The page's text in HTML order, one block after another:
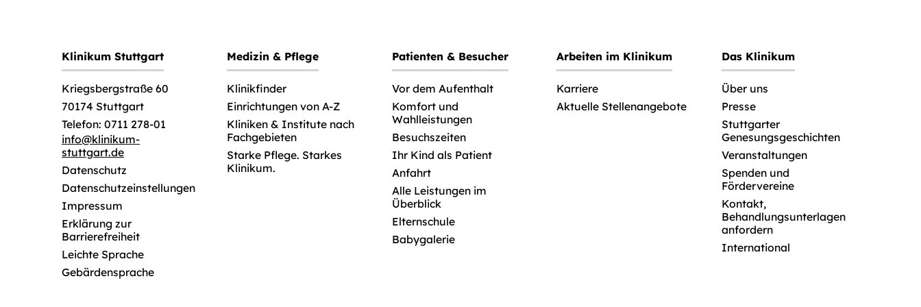
Klinikum Stuttgart
Kriegsbergstraße 60
70174 Stuttgart
Telefon: 0711 278-01
info@klinikum-
stuttgart.de
Datenschutz
Datenschutzeinstellungen
Impressum
Erklärung zur
Barrierefreiheit
Leichte Sprache
Gebärdensprache
Medizin & Pflege
Klinikfinder
Einrichtungen von A-Z
Kliniken & Institute nach
Fachgebieten
Starke Pflege. Starkes
Klinikum.
Patienten & Besucher
Vor dem Aufenthalt
Komfort und
Wahlleistungen
Besuchszeiten
Ihr Kind als Patient
Anfahrt
Alle Leistungen im
Überblick
Elternschule
Babygalerie
Arbeiten im Klinikum
Karriere
Aktuelle Stellenangebote
Das Klinikum
Über uns
Presse
Stuttgarter
Genesungsgeschichten
Veranstaltungen
Spenden und
Fördervereine
Kontakt,
Behandlungsunterlagen
anfordern
International